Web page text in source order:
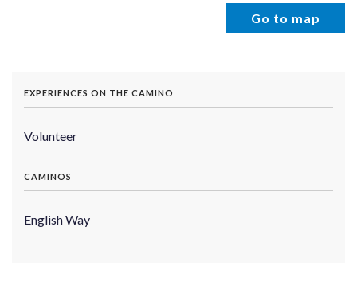
Go to map
EXPERIENCES ON THE CAMINO
Volunteer
CAMINOS
English Way